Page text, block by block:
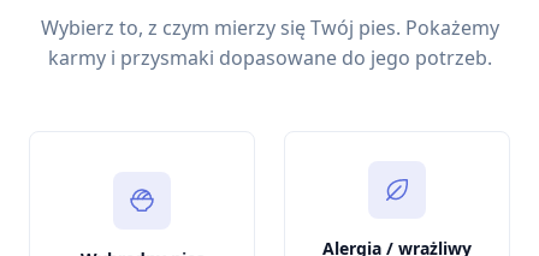
Wybierz to, z czym mierzy się Twój pies. Pokażemy
karmy i przysmaki dopasowane do jego potrzeb.
Alergia / wrażliwy